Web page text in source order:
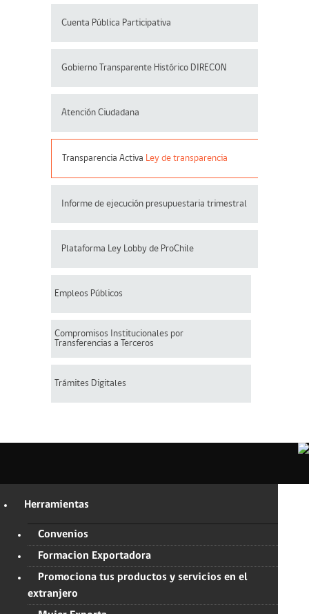
Cuenta Pública Participativa
Gobierno Transparente Histórico DIRECON
Atención Ciudadana
Transparencia Activa Ley de transparencia
Informe de ejecución presupuestaria trimestral
Plataforma Ley Lobby de ProChile
Empleos Públicos
Compromisos Institucionales por
Transferencias a Terceros
Trámites Digitales
Herramientas
Convenios
Formacion Exportadora
Promociona tus productos y servicios en el
extranjero